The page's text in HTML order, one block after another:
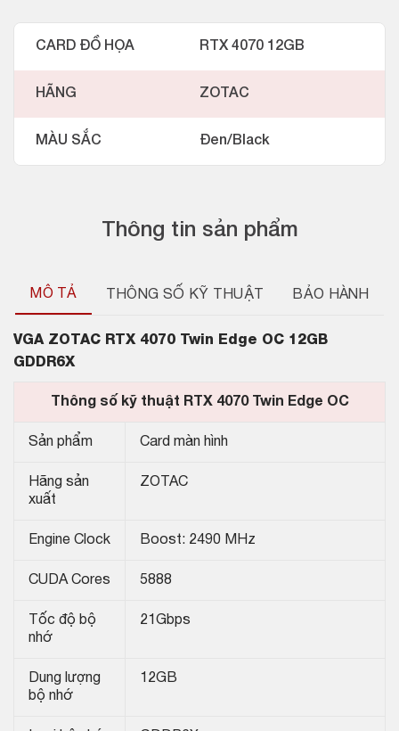
Thông tin sản phẩm
MÔ TẢ THÔNG SỐ KỸ THUẬT BẢO HÀNH
VGA ZOTAC RTX 4070 Twin Edge OC 12GB
GDDR6X
Thông số kỹ thuật RTX 4070 Twin Edge OC
Sản phẩm Card màn hình
Hãng sản
xuất
ZOTAC
Engine Clock Boost: 2490 MHz
CUDA Cores 5888
Tốc độ bộ
nhớ
21Gbps
Dung lượng
bộ nhớ
12GB
CARD ĐỒ HỌA RTX 4070 12GB
HÃNG ZOTAC
MÀU SẮC Đen/Black